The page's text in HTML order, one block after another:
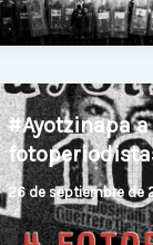
#Ayotzinapa a
26 de septiembre de